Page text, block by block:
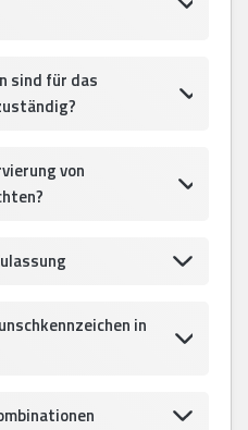
sind für das
von
in